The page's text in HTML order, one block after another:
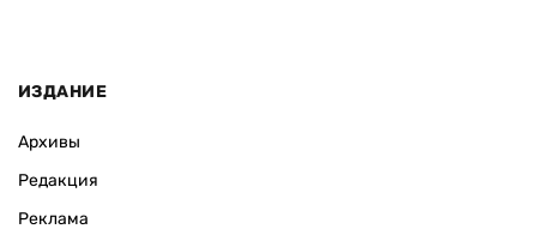
ИЗДАНИЕ
Архивы
Редакция
Реклама